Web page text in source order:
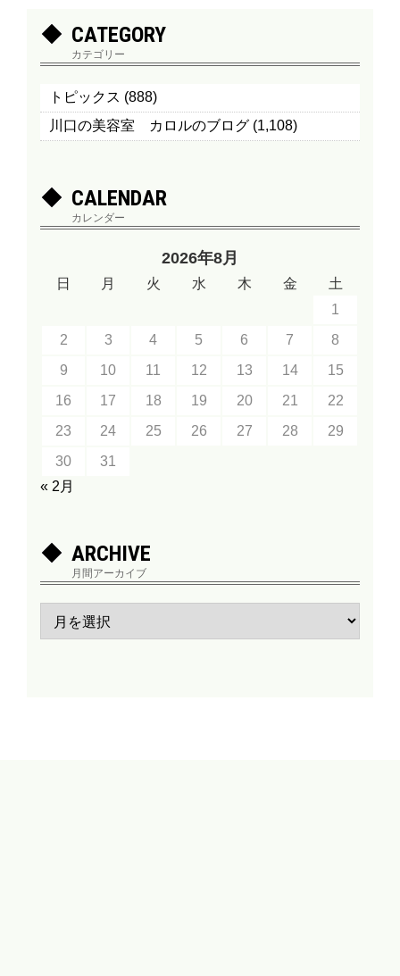
CATEGORY
カテゴリー
トピックス (888)
川口の美容室 カロルのブログ (1,108)
CALENDAR
カレンダー
2026年8月
日 月 火 水 木 金
土
1
2
3 4 5 6 7
8
9
10 11 12 13 14
15
16
17 18 19 20 21
22
23
24 25 26 27 28
29
30
31
« 2月
ARCHIVE
月間アーカイブ